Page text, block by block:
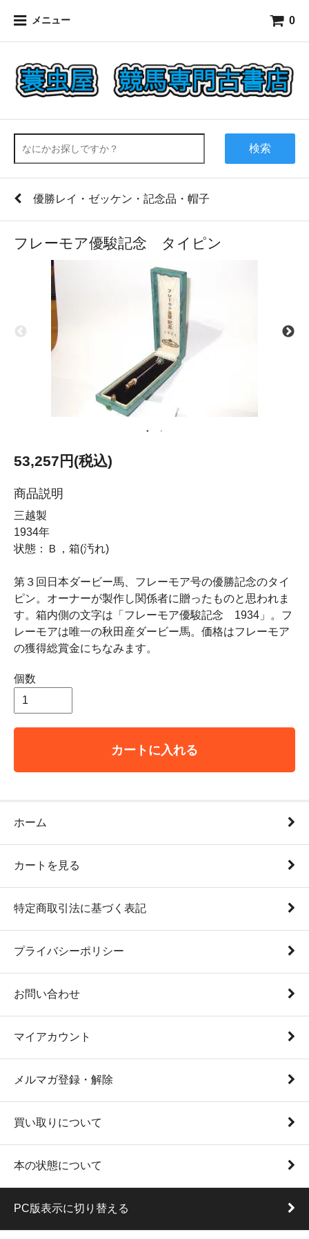
メニュー 0
検索
優勝レイ・ゼッケン・記念品・帽子
フレーモア優駿記念 タイピン
53,257円(税込)
商品説明
三越製
1934年
状態：Ｂ，箱(汚れ)
第３回日本ダービー馬、フレーモア号の優勝記念のタイ
ピン。オーナーが製作し関係者に贈ったものと思われま
す。箱内側の文字は「フレーモア優駿記念 1934」。フ
レーモアは唯一の秋田産ダービー馬。価格はフレーモア
の獲得総賞金にちなみます。
個数
カートに入れる
ホーム
カートを見る
特定商取引法に基づく表記
プライバシーポリシー
お問い合わせ
マイアカウント
メルマガ登録・解除
買い取りについて
本の状態について
PC版表示に切り替える